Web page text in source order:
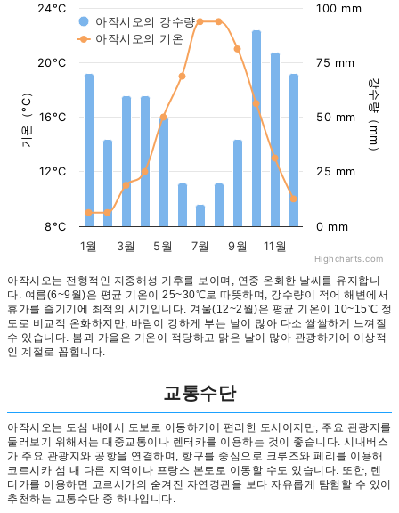
기온（°C） 강수량（mm）
아작시오의 강수량
아작시오의 기온
1월 3월 5월 7월 9월 11월
8°C
12°C
16°C
20°C
24°C
0 mm
25 mm
50 mm
75 mm
100 mm
Highcharts.com
아작시오는 전형적인 지중해성 기후를 보이며, 연중 온화한 날씨를 유지합니
다. 여름(6~9월)은 평균 기온이 25~30℃로 따뜻하며, 강수량이 적어 해변에서
휴가를 즐기기에 최적의 시기입니다. 겨울(12~2월)은 평균 기온이 10~15℃ 정
도로 비교적 온화하지만, 바람이 강하게 부는 날이 많아 다소 쌀쌀하게 느껴질
수 있습니다. 봄과 가을은 기온이 적당하고 맑은 날이 많아 관광하기에 이상적
인 계절로 꼽힙니다.
교통수단
아작시오는 도심 내에서 도보로 이동하기에 편리한 도시이지만, 주요 관광지를
둘러보기 위해서는 대중교통이나 렌터카를 이용하는 것이 좋습니다. 시내버스
가 주요 관광지와 공항을 연결하며, 항구를 중심으로 크루즈와 페리를 이용해
코르시카 섬 내 다른 지역이나 프랑스 본토로 이동할 수도 있습니다. 또한, 렌
터카를 이용하면 코르시카의 숨겨진 자연경관을 보다 자유롭게 탐험할 수 있어
추천하는 교통수단 중 하나입니다.